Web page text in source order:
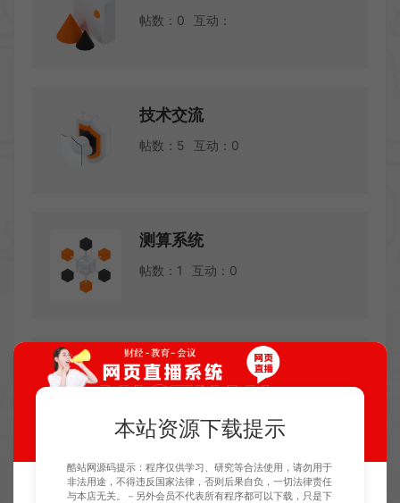
帖数：0 互动：
技术交流
帖数：5 互动：0
测算系统
帖数：1 互动：0
知识付费
素材源码
本站资源下载提示
酷站网源码提示：程序仅供学习、研究等合法使用，请勿用于
非法用途，不得违反国家法律，否则后果自负，一切法律责任
与本店无关。－另外会员不代表所有程序都可以下载，只是下